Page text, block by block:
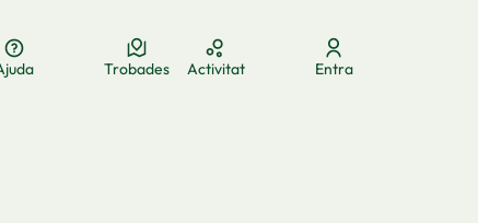
Elegir el idiomaAukeratu hizkuntza Choose language
Ajuda Trobades Activitat Entra